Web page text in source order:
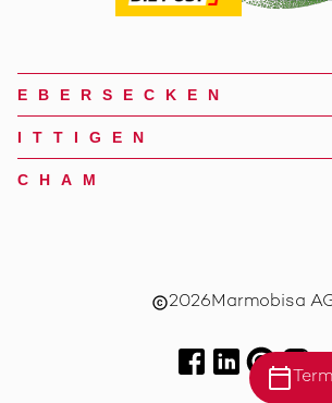
calendar_today
EBERSECKEN
ITTIGEN
CHAM
copyright2026Marmobisa